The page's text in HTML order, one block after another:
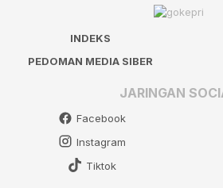
INDEKS
PEDOMAN MEDIA SIBER
JARINGAN
Facebook
Instagram
Tiktok